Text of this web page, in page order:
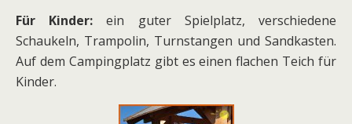
Für Kinder: ein guter Spielplatz, verschiedene
Schaukeln, Trampolin, Turnstangen und Sandkasten.
Auf dem Campingplatz gibt es einen flachen Teich für
Kinder.